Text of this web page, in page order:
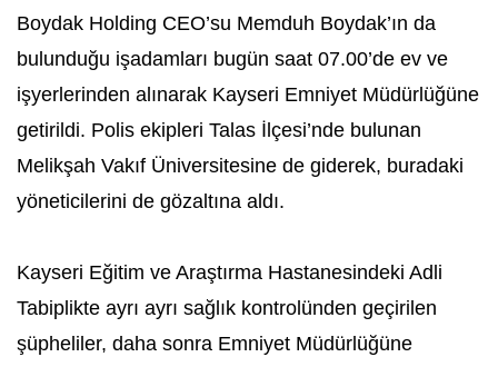
Boydak Holding CEO’su Memduh Boydak’ın da
bulunduğu işadamları bugün saat 07.00’de ev ve
işyerlerinden alınarak Kayseri Emniyet Müdürlüğüne
getirildi. Polis ekipleri Talas İlçesi’nde bulunan
Melikşah Vakıf Üniversitesine de giderek, buradaki
yöneticilerini de gözaltına aldı.
Kayseri Eğitim ve Araştırma Hastanesindeki Adli
Tabiplikte ayrı ayrı sağlık kontrolünden geçirilen
şüpheliler, daha sonra Emniyet Müdürlüğüne